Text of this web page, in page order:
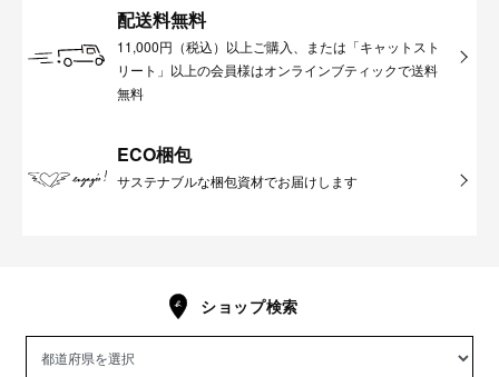
配送料無料
11,000円（税込）以上ご購入、または「キャットスト
リート」以上の会員様はオンラインブティックで送料
無料
ECO梱包
サステナブルな梱包資材でお届けします
ショップ検索